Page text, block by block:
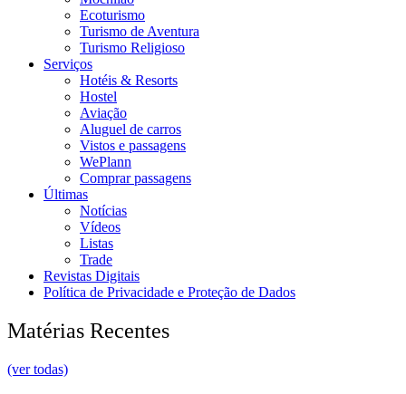
Ecoturismo
Turismo de Aventura
Turismo Religioso
Serviços
Hotéis & Resorts
Hostel
Aviação
Aluguel de carros
Vistos e passagens
WePlann
Comprar passagens
Últimas
Notícias
Vídeos
Listas
Trade
Revistas Digitais
Política de Privacidade e Proteção de Dados
Matérias Recentes
(ver todas)